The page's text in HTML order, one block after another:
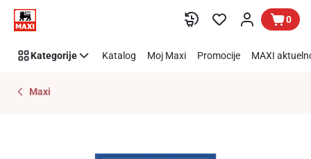
Preskoči link 0
Kategorije Katalog Moj Maxi Promocije MAXI
Maxi